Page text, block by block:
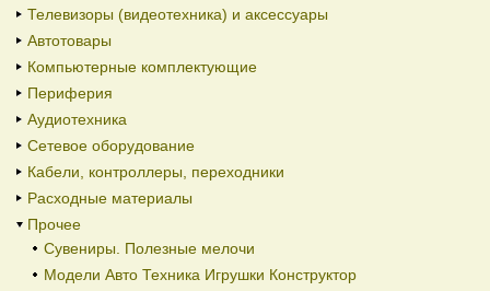
Телевизоры (видеотехника) и аксессуары
Автотовары
Компьютерные комплектующие
Периферия
Аудиотехника
Сетевое оборудование
Кабели, контроллеры, переходники
Расходные материалы
Прочее
Сувениры. Полезные мелочи
Модели Авто Техника Игрушки Конструктор